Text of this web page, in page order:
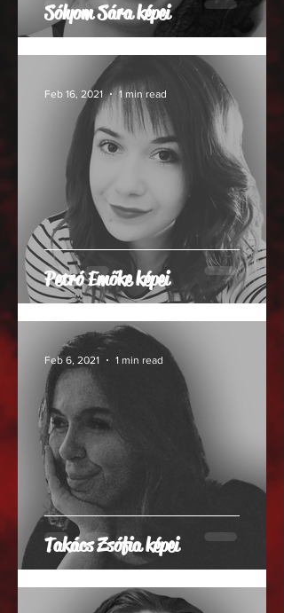
Sólyom Sára képei
Petró Emőke képei
Feb 16, 2021 1 min read
Takács Zsófia képei
Feb 6, 2021 1 min read